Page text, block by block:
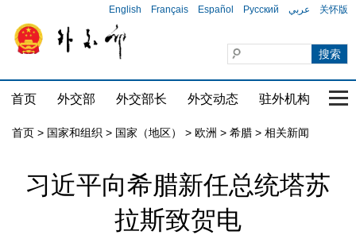
English Français Español Русский عربي 关怀版
首页 外交部 外交部长 外交动态 驻外机构 国
首页 > 国家和组织 > 国家（地区） > 欧洲 > 希腊 > 相关新闻
习近平向希腊新任总统塔苏
拉斯致贺电